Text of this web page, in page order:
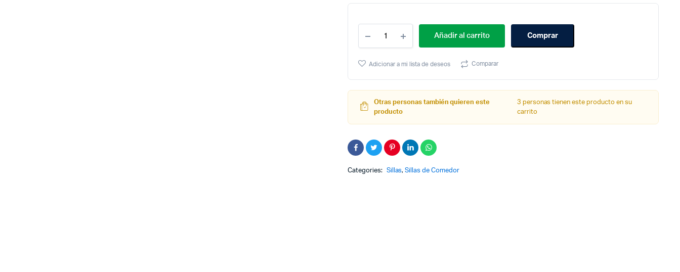
$ 300.000.
$ 144.000.
Silla
Metal
Amarilla
Añadir al carrito Comprar
Adicionar a mi lista de deseos Comparar
Otras personas también quieren este
producto
3 personas tienen este producto en su
carrito
Categories: Sillas,Sillas de Comedor